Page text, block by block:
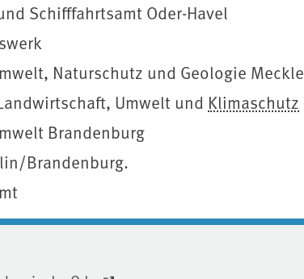
Schifffahrtsamt Oder-Havel
Naturschutz und Geologie
Umwelt und Klimaschutz
Brandenburg
Brandenburg.